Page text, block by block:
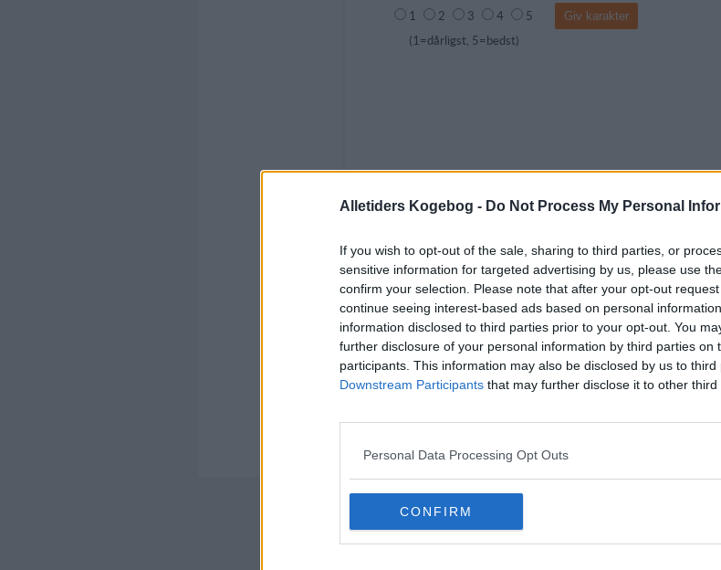
Alletiders Kogebog - Do Not Process My Personal
If you wish to opt-out of the sale, sharing to third parties, or
sensitive information for targeted advertising by us, please use
confirm your selection. Please note that after your opt-out
continue seeing interest-based ads based on personal
information disclosed to third parties prior to your opt-out. You
further disclosure of your personal information by third parties on
participants. This information may also be disclosed by us to
Downstream Participants that may further disclose it to other third
Personal Data Processing Opt Outs
CONFIRM
1
2 3 4
5
(1=dårligst, 5=bedst)
Kommentar:
Kommentaren skal godkendes før den bliver synlig
Hvor mange bliver der ca.? :)
Nyhedsmails - Privatlivspolitik